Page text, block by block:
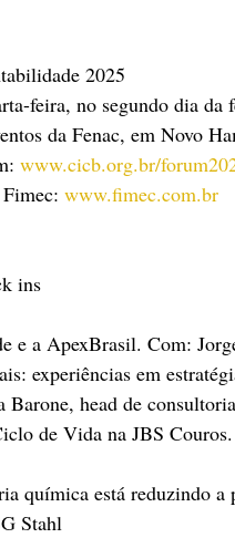
2025
feira, no segundo dia da
da Fenac, em Novo
www.cicb.org.br/
www.fimec.com.br
ins
e a ApexBrasil. Com:
experiências em
Barone, head de
de Vida na JBS
química está reduzindo
Stahl